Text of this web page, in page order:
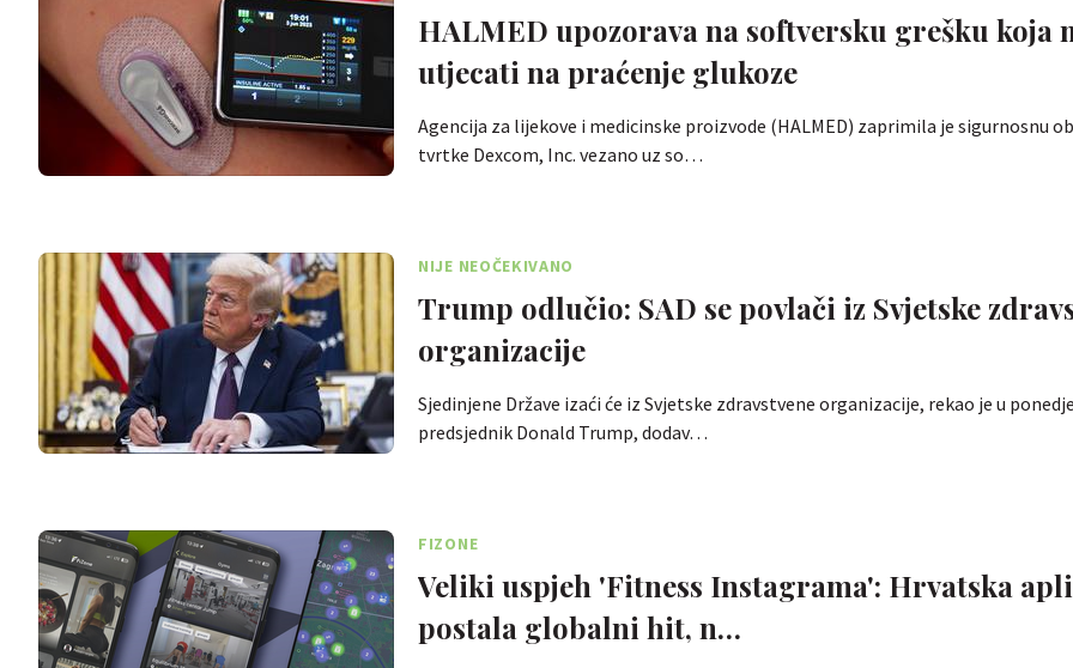
HALMED upozorava na softversku grešku koja
utjecati na praćenje glukoze
Agencija za lijekove i medicinske proizvode (HALMED) zaprimila je sigurnosnu
tvrtke Dexcom, Inc. vezano uz so…
NIJE NEOČEKIVANO
Trump odlučio: SAD se povlači iz Svjetske
organizacije
Sjedinjene Države izaći će iz Svjetske zdravstvene organizacije, rekao je u
predsjednik Donald Trump, dodav…
FIZONE
Veliki uspjeh 'Fitness Instagrama': Hrvatska
postala globalni hit, n…